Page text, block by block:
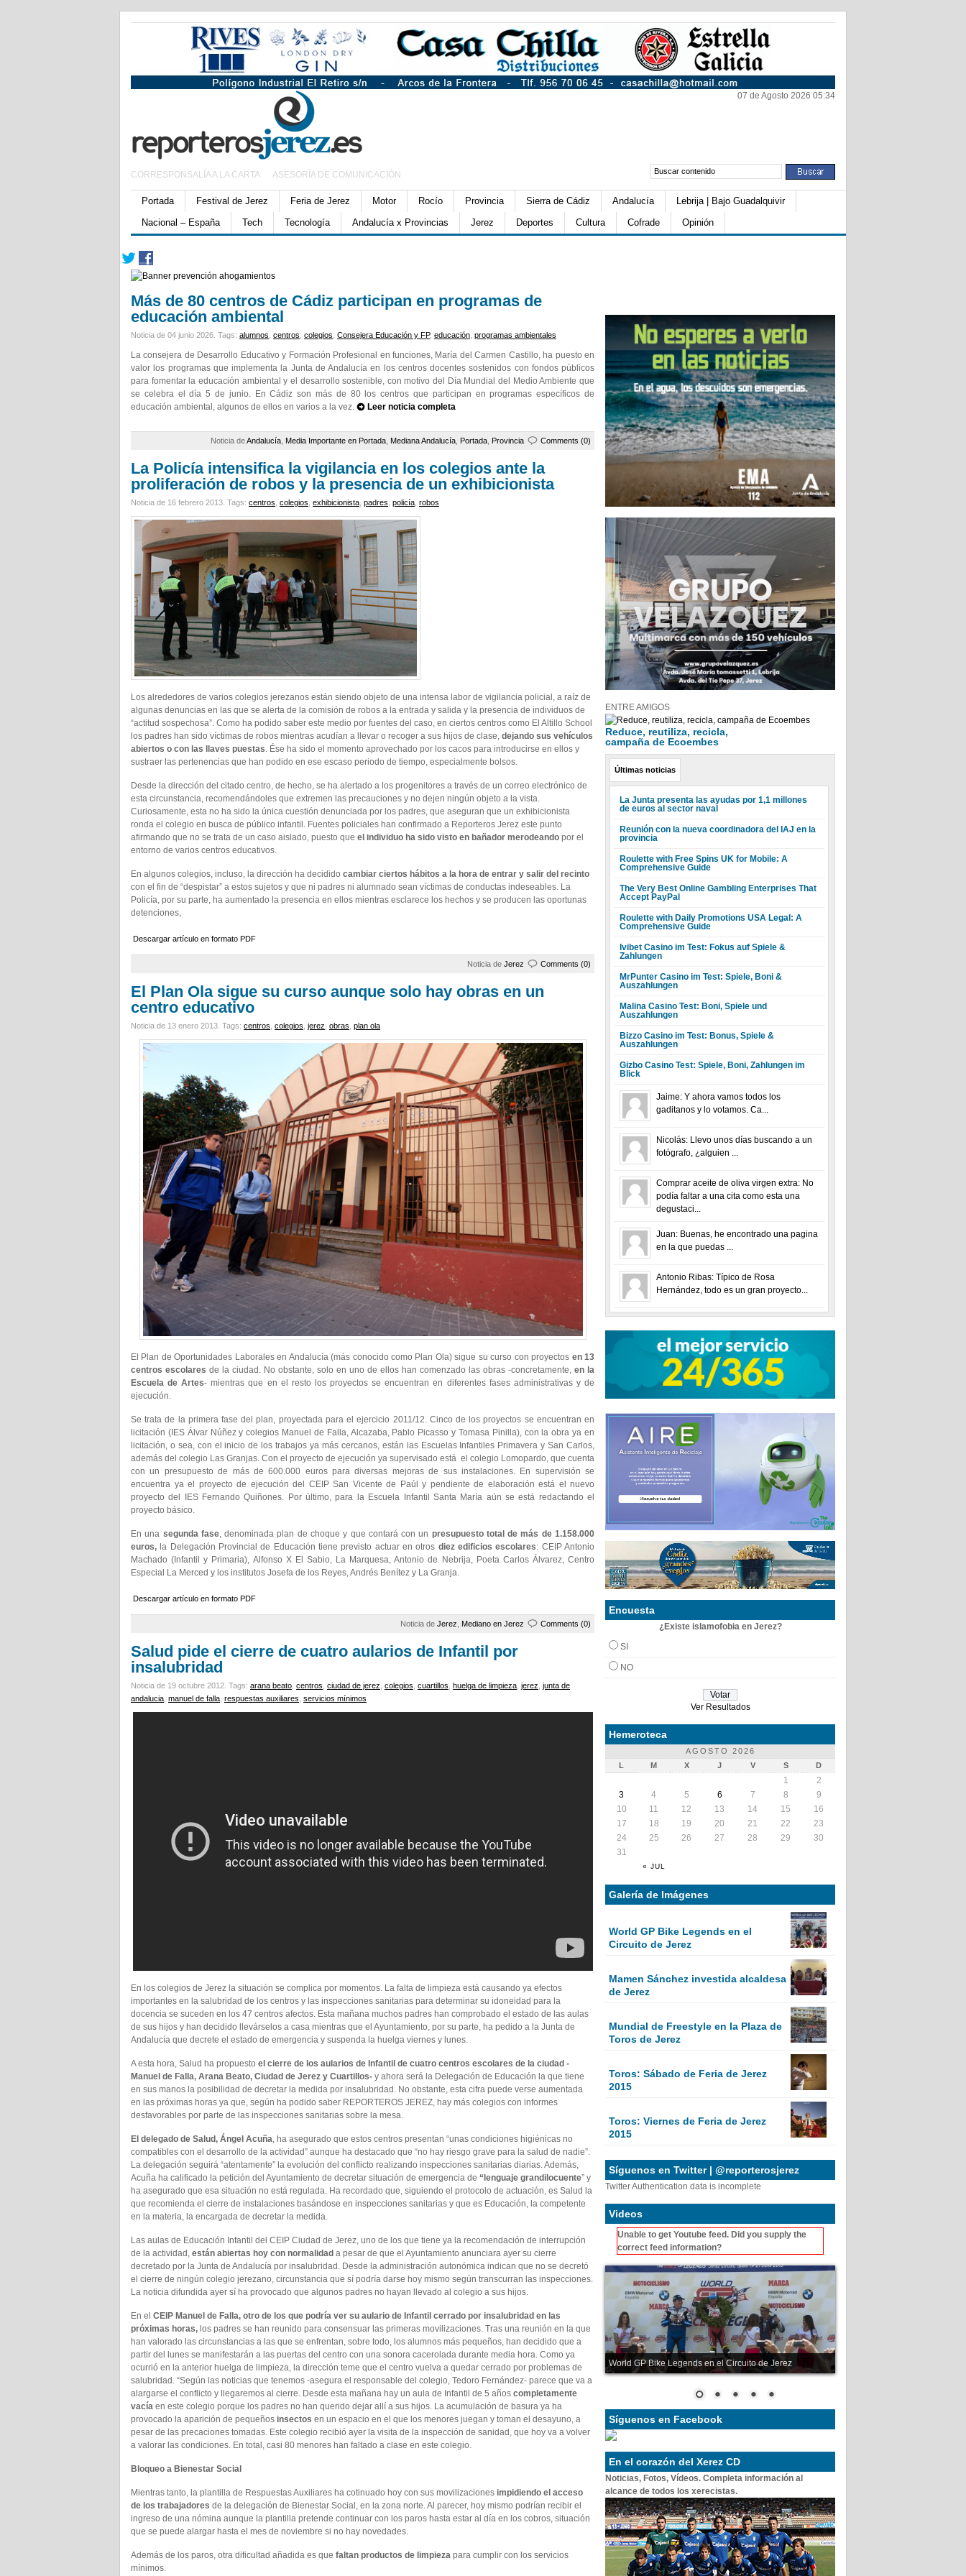
07 de Agosto 2026 05:34
CORRESPONSALÍA A LA CARTA ASESORÍA DE COMUNICACIÓN
Portada Festival de Jerez Feria de Jerez Motor Rocío Provincia Sierra de Cádiz Andalucía
Lebrija | Bajo Guadalquivir
Nacional – España
Tech Tecnología Andalucía x Provincias Jerez Deportes Cultura Cofrade Opinión
Más de 80 centros de Cádiz participan en programas de
educación ambiental
Noticia de 04 junio 2026. Tags: alumnos centros colegios Consejera Educación y FP, educación programas ambientales
La consejera de Desarrollo Educativo y Formación Profesional en funciones, María del Carmen Castillo, ha puesto en
valor los programas que implementa la Junta de Andalucía en los centros docentes sostenidos con fondos públicos
para fomentar la educación ambiental y el desarrollo sostenible, con motivo del Día Mundial del Medio Ambiente que
se celebra el día 5 de junio. En Cádiz son más de 80 los centros que participan en programas específicos de
educación ambiental, algunos de ellos en varios a la vez.
Leer noticia completa
Noticia deAndalucía Media Importante en Portada Mediana Andalucía Portada Provincia Comments (0)
La Policía intensifica la vigilancia en los colegios ante la
proliferación de robos y la presencia de un exhibicionista
Noticia de 16 febrero 2013. Tags: centros colegios exhibicionista padres policía robos
Los alrededores de varios colegios jerezanos están siendo objeto de una intensa labor de vigilancia policial, a raíz de
algunas denuncias en las que se alerta de la comisión de robos a la entrada y salida y la presencia de individuos de
“actitud sospechosa”. Como ha podido saber este medio por fuentes del caso, en ciertos centros como El Altillo School
los padres han sido víctimas de robos mientras acudían a llevar o recoger a sus hijos de clase, dejando sus vehículos
abiertos o con las llaves puestas. Ése ha sido el momento aprovechado por los cacos para introducirse en ellos y
sustraer las pertenencias que han podido en ese escaso periodo de tiempo, especialmente bolsos.
Desde la dirección del citado centro, de hecho, se ha alertado a los progenitores a través de un correo electrónico de
esta circunstancia, recomendándoles que extremen las precauciones y no dejen ningún objeto a la vista.
Curiosamente, esta no ha sido la única cuestión denunciada por los padres, que aseguran que un exhibicionista
ronda el colegio en busca de público infantil. Fuentes policiales han confirmado a Reporteros Jerez este punto
afirmando que no se trata de un caso aislado, puesto que el individuo ha sido visto en bañador merodeando por el
entorno de varios centros educativos.
En algunos colegios, incluso, la dirección ha decidido cambiar ciertos hábitos a la hora de entrar y salir del recinto
con el fin de “despistar” a estos sujetos y que ni padres ni alumnado sean víctimas de conductas indeseables. La
Policía, por su parte, ha aumentado la presencia en ellos mientras esclarece los hechos y se producen las oportunas
detenciones,
Descargar artículo en formato PDF
Noticia de Jerez Comments (0)
El Plan Ola sigue su curso aunque solo hay obras en un
centro educativo
Noticia de 13 enero 2013. Tags: centros colegios jerez obras plan ola
El Plan de Oportunidades Laborales en Andalucía (más conocido como Plan Ola) sigue su curso con proyectos en 13
centros escolares de la ciudad. No obstante, solo en uno de ellos han comenzado las obras -concretamente, en la
Escuela de Artes- mientras que en el resto los proyectos se encuentran en diferentes fases administrativas y de
ejecución.
Se trata de la primera fase del plan, proyectada para el ejercicio 2011/12. Cinco de los proyectos se encuentran en
licitación (IES Álvar Núñez y colegios Manuel de Falla, Alcazaba, Pablo Picasso y Tomasa Pinilla), con la obra ya en
licitación, o sea, con el inicio de los trabajos ya más cercanos, están las Escuelas Infantiles Primavera y San Carlos,
además del colegio Las Granjas. Con el proyecto de ejecución ya supervisado está el colegio Lomopardo, que cuenta
con un presupuesto de más de 600.000 euros para diversas mejoras de sus instalaciones. En supervisión se
encuentra ya el proyecto de ejecución del CEIP San Vicente de Paúl y pendiente de elaboración está el nuevo
proyecto del IES Fernando Quiñones. Por último, para la Escuela Infantil Santa María aún se está redactando el
proyecto básico.
En una segunda fase, denominada plan de choque y que contará con un presupuesto total de más de 1.158.000
euros, la Delegación Provincial de Educación tiene previsto actuar en otros diez edificios escolares: CEIP Antonio
Machado (Infantil y Primaria), Alfonso X El Sabio, La Marquesa, Antonio de Nebrija, Poeta Carlos Álvarez, Centro
Especial La Merced y los institutos Josefa de los Reyes, Andrés Benítez y La Granja.
Descargar artículo en formato PDF
Noticia de Jerez Mediano en Jerez Comments (0)
Salud pide el cierre de cuatro aularios de Infantil por
insalubridad
Noticia de 19 octubre 2012. Tags: arana beato centros ciudad de jerez colegios cuartillos huelga de limpieza jerez junta de
andalucia manuel de falla respuestas auxiliares servicios mínimos
En los colegios de Jerez la situación se complica por momentos. La falta de limpieza está causando ya efectos
importantes en la salubridad de los centros y las inspecciones sanitarias para determinar su idoneidad para la
docencia se suceden en los 47 centros afectos. Esta mañana muchos padres han comprobado el estado de las aulas
de sus hijos y han decidido llevárselos a casa mientras que el Ayuntamiento, por su parte, ha pedido a la Junta de
Andalucía que decrete el estado de emergencia y suspenda la huelga viernes y lunes.
A esta hora, Salud ha propuesto el cierre de los aularios de Infantil de cuatro centros escolares de la ciudad -
Manuel de Falla, Arana Beato, Ciudad de Jerez y Cuartillos- y ahora será la Delegación de Educación la que tiene
en sus manos la posibilidad de decretar la medida por insalubridad. No obstante, esta cifra puede verse aumentada
en las próximas horas ya que, según ha podido saber REPORTEROS JEREZ, hay más colegios con informes
desfavorables por parte de las inspecciones sanitarias sobre la mesa.
El delegado de Salud, Ángel Acuña, ha asegurado que estos centros presentan “unas condiciones higiénicas no
compatibles con el desarrollo de la actividad” aunque ha destacado que “no hay riesgo grave para la salud de nadie”.
La delegación seguirá “atentamente” la evolución del conflicto realizando inspecciones sanitarias diarias. Además,
Acuña ha calificado la petición del Ayuntamiento de decretar situación de emergencia de “lenguaje grandilocuente” y
ha asegurado que esa situación no está regulada. Ha recordado que, siguiendo el protocolo de actuación, es Salud la
que recomienda el cierre de instalaciones basándose en inspecciones sanitarias y que es Educación, la competente
en la materia, la encargada de decretar la medida.
Las aulas de Educación Infantil del CEIP Ciudad de Jerez, uno de los que tiene ya la recomendación de interrupción
de la actividad, están abiertas hoy con normalidad a pesar de que el Ayuntamiento anunciara ayer su cierre
decretado por la Junta de Andalucía por insalubridad. Desde la administración autonómica indican que no se decretó
el cierre de ningún colegio jerezano, circunstancia que sí podría darse hoy mismo según transcurran las inspecciones.
La noticia difundida ayer sí ha provocado que algunos padres no hayan llevado al colegio a sus hijos.
En el CEIP Manuel de Falla, otro de los que podría ver su aulario de Infantil cerrado por insalubridad en las
próximas horas, los padres se han reunido para consensuar las primeras movilizaciones. Tras una reunión en la que
han valorado las circunstancias a las que se enfrentan, sobre todo, los alumnos más pequeños, han decidido que a
partir del lunes se manifestarán a las puertas del centro con una sonora cacerolada durante media hora. Como ya
ocurrió en la anterior huelga de limpieza, la dirección teme que el centro vuelva a quedar cerrado por problemas de
salubridad. “Según las noticias que tenemos -asegura el responsable del colegio, Tedoro Fernández- parece que va a
alargarse el conflicto y llegaremos al cierre. Desde esta mañana hay un aula de Infantil de 5 años completamente
vacía en este colegio porque los padres no han querido dejar allí a sus hijos. La acumulación de basura ya ha
provocado la aparición de pequeños insectos en un espacio en el que los menores juegan y toman el desayuno, a
pesar de las precaciones tomadas. Este colegio recibió ayer la visita de la inspección de sanidad, que hoy va a volver
a valorar las condiciones. En total, casi 80 menores han faltado a clase en este colegio.
Bloqueo a Bienestar Social
Mientras tanto, la plantilla de Respuestas Auxiliares ha cotinuado hoy con sus movilizaciones impidiendo el acceso
de los trabajadores de la delegación de Bienestar Social, en la zona norte. Al parecer, hoy mismo podrían recibir el
ingreso de una nómina aunque la plantilla pretende continuar con los paros hasta estar al día en los cobros, situación
que se puede alargar hasta el mes de noviembre si no hay novedades.
Además de los paros, otra dificultad añadida es que faltan productos de limpieza para cumplir con los servicios
mínimos.
ENTRE AMIGOS
Reduce, reutiliza, recicla,
campaña de Ecoembes
Últimas noticias
La Junta presenta las ayudas por 1,1 millones
de euros al sector naval
Reunión con la nueva coordinadora del IAJ en la
provincia
Roulette with Free Spins UK for Mobile: A
Comprehensive Guide
The Very Best Online Gambling Enterprises That
Accept PayPal
Roulette with Daily Promotions USA Legal: A
Comprehensive Guide
Ivibet Casino im Test: Fokus auf Spiele &
Zahlungen
MrPunter Casino im Test: Spiele, Boni &
Auszahlungen
Malina Casino Test: Boni, Spiele und
Auszahlungen
Bizzo Casino im Test: Bonus, Spiele &
Auszahlungen
Gizbo Casino Test: Spiele, Boni, Zahlungen im
Blick
Jaime: Y ahora vamos todos los
gaditanos y lo votamos. Ca...
Nicolás: Llevo unos días buscando a un
fotógrafo, ¿alguien ...
Comprar aceite de oliva virgen extra: No
podía faltar a una cita como esta una
degustaci...
Juan: Buenas, he encontrado una pagina
en la que puedas ...
Antonio Ribas: Típico de Rosa
Hernández, todo es un gran proyecto...
Encuesta
¿Existe islamofobia en Jerez?
SI
NO
Ver Resultados
Hemeroteca
AGOSTO 2026
L
M X J V S D
« JUL
1
2
3
4 5 6 7 8
9
10
11 12 13 14 15
16
17
18 19 20 21 22
23
24
25 26 27 28 29
30
31
Galería de Imágenes
World GP Bike Legends en el
Circuito de Jerez
Mamen Sánchez investida alcaldesa
de Jerez
Mundial de Freestyle en la Plaza de
Toros de Jerez
Toros: Sábado de Feria de Jerez
2015
Toros: Viernes de Feria de Jerez
2015
Síguenos en Twitter | @reporterosjerez
Twitter Authentication data is incomplete
Videos
Unable to get Youtube feed. Did you supply the
correct feed information?
World GP Bike Legends en el Circuito de Jerez
Síguenos en Facebook
En el corazón del Xerez CD
Noticias, Fotos, Vídeos. Completa información al
alcance de todos los xerecistas.